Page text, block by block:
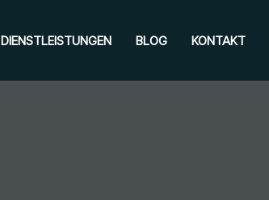
DIENSTLEISTUNGEN BLOG KONTAKT